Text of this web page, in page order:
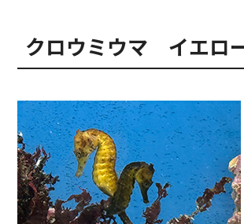
クロウミウマ イエロ